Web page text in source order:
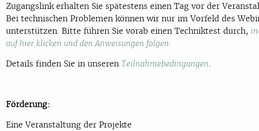
Zugangslink erhalten Sie spätestens einen Tag vor der
Bei technischen Problemen können wir nur im Vorfeld des
unterstützen. Bitte führen Sie vorab einen Techniktest durch,
auf hier klicken und den Anweisungen folgen.
Details finden Sie in unseren Teilnahmebedingungen.
Förderung:
Eine Veranstaltung der Projekte